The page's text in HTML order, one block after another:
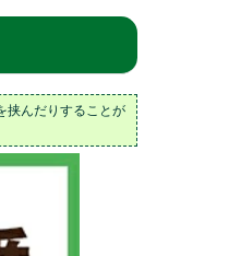
挟んだりすることが